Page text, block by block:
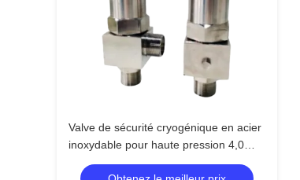
Valve de sécurité cryogénique en acier
inoxydable pour haute pression 4,0
MPa et températures extrêmes de